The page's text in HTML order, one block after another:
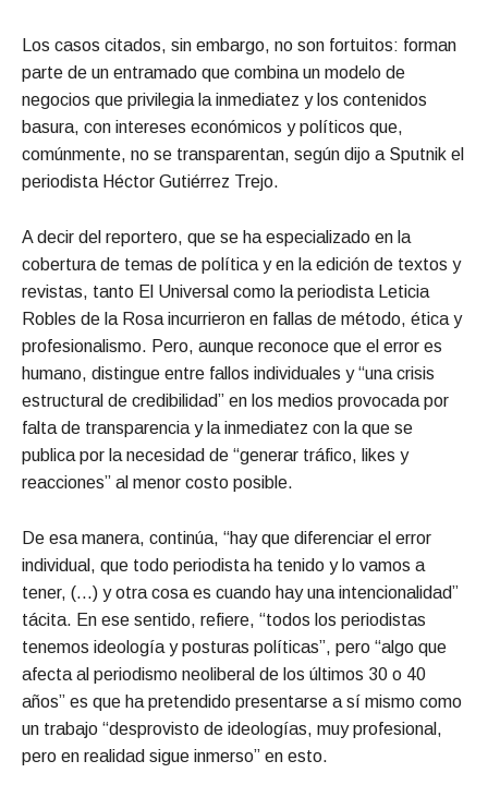
Los casos citados, sin embargo, no son fortuitos: forman
parte de un entramado que combina un modelo de
negocios que privilegia la inmediatez y los contenidos
basura, con intereses económicos y políticos que,
comúnmente, no se transparentan, según dijo a Sputnik el
periodista Héctor Gutiérrez Trejo.
A decir del reportero, que se ha especializado en la
cobertura de temas de política y en la edición de textos y
revistas, tanto El Universal como la periodista Leticia
Robles de la Rosa incurrieron en fallas de método, ética y
profesionalismo. Pero, aunque reconoce que el error es
humano, distingue entre fallos individuales y “una crisis
estructural de credibilidad” en los medios provocada por
falta de transparencia y la inmediatez con la que se
publica por la necesidad de “generar tráfico, likes y
reacciones” al menor costo posible.
De esa manera, continúa, “hay que diferenciar el error
individual, que todo periodista ha tenido y lo vamos a
tener, (…) y otra cosa es cuando hay una intencionalidad”
tácita. En ese sentido, refiere, “todos los periodistas
tenemos ideología y posturas políticas”, pero “algo que
afecta al periodismo neoliberal de los últimos 30 o 40
años” es que ha pretendido presentarse a sí mismo como
un trabajo “desprovisto de ideologías, muy profesional,
pero en realidad sigue inmerso” en esto.